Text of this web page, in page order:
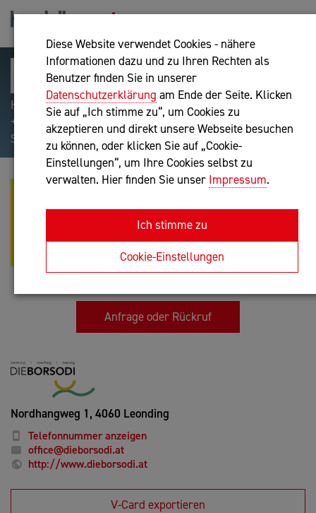
Diese Website verwendet Cookies - nähere
Informationen dazu und zu Ihren Rechten als
Benutzer finden Sie in unserer
Datenschutzerklärung am Ende der Seite. Klicken
Sie auf „Ich stimme zu“, um Cookies zu
akzeptieren und direkt unsere Webseite besuchen
zu können, oder klicken Sie auf „Cookie-
Einstellungen“, um Ihre Cookies selbst zu
verwalten. Hier finden Sie unser Impressum.
Ich stimme zu
Cookie-Einstellungen
Hilfreiche Suchparameter: Begriff einschließen:
+webshop, Begriff ausschließen: -webshop, Exakter
Suchbegriff: "internet of things"
MAG. DORIS SCHARL-BORSODI,
PMM - DIEBORSODI BERATUNG I
COACHING I MEDIATION I
TRAINING
Unternehmensberatung
Anfrage oder Rückruf
Nordhangweg 1, 4060 Leonding
Telefonnummer anzeigen
office@dieborsodi.at
http://www.dieborsodi.at
V-Card exportieren